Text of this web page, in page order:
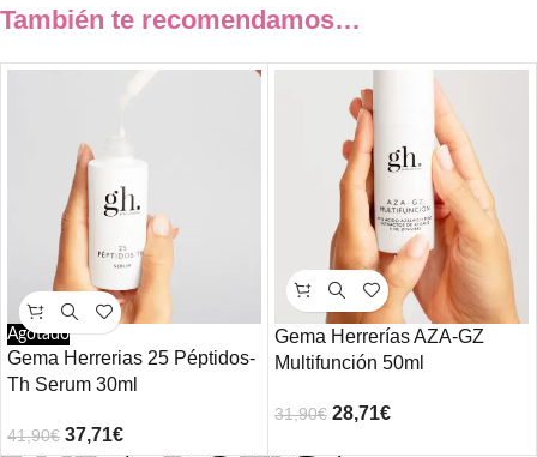
También te recomendamos…
Agotado
Gema Herrerias 25 Péptidos-
Th Serum 30ml
41,90€ 37,71€
Gema Herrerías AZA-GZ
Multifunción 50ml
31,90€ 28,71€